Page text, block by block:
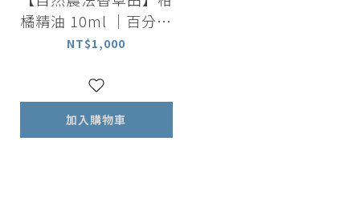
橘精油 10ml ｜百分百
萃取柑橘皮
NT$1,000
加入購物車